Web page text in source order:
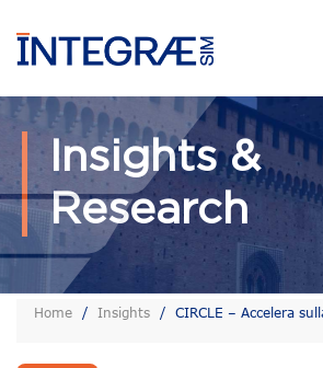
Insights &
Research
Home / Insights /
CIRCLE – Accelera